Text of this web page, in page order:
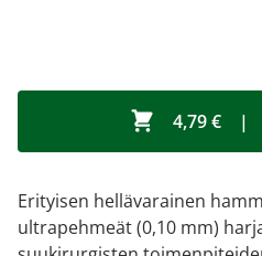
4,79 € |
Erityisen hellävarainen
ultrapehmeät (0,10 mm)